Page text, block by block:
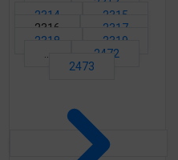
2314
2315
2316
2317
2318
2319
2472
2473